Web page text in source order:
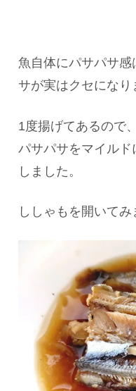
魚自体にパサパサ
サが実はクセになり
1度揚げてあるので
パサパサをマイル
しました。
ししゃもを開いてみ